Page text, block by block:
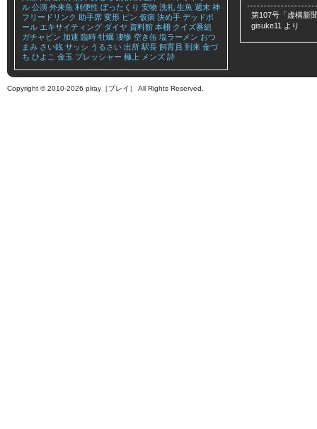
ル 公演 外来魚 利便性 ぼったくり 安物 洗礼 生魚 週末 神
フリードリンク 助手席 変形 ピン 仮病 決め手 デッドボ
ール エキサイティング ダイヤ 資料館 本棚 クイズ番組
ガチャピン 加速 臨時 牡蠣 凄惨 空き缶 塩ラーメン おつ
まみ さい銭 サッシ うるさい 出所 駅長 飼育員 到来 金づ
ち ひよこ 金玉 プレッシャー 極上 メンズ 詩
第107号「虚構新
gisuke11 より
Copyright © 2010-2026 plray［プレイ］ All Rights Reserved.